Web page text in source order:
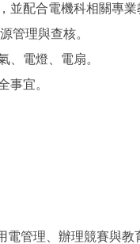
配合電機科相關專業
管理與查核。
、電燈、電扇。
事宜。
管理、辦理競賽與教